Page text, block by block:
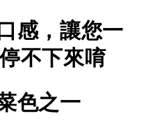
感，讓您一
不下來唷
色之一